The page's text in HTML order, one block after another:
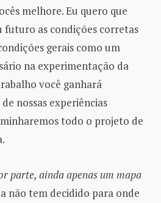
melhore. Eu quero que
futuro as condições corretas
gerais como um
na experimentação da
você ganhará
nossas experiências
todo o projeto de
parte, ainda apenas um mapa
não tem decidido para onde